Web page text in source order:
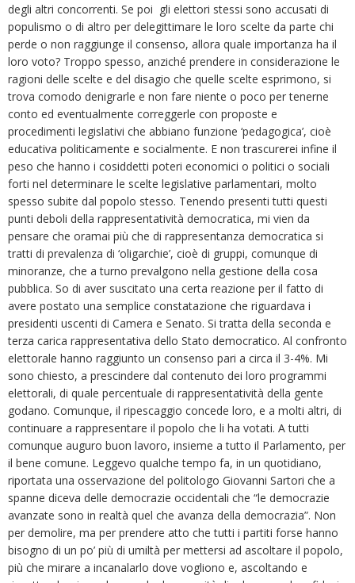
degli altri concorrenti. Se poi gli elettori stessi sono accusati di
populismo o di altro per delegittimare le loro scelte da parte chi
perde o non raggiunge il consenso, allora quale importanza ha il
loro voto? Troppo spesso, anziché prendere in considerazione le
ragioni delle scelte e del disagio che quelle scelte esprimono, si
trova comodo denigrarle e non fare niente o poco per tenerne
conto ed eventualmente correggerle con proposte e
procedimenti legislativi che abbiano funzione ‘pedagogica’, cioè
educativa politicamente e socialmente. E non trascurerei infine il
peso che hanno i cosiddetti poteri economici o politici o sociali
forti nel determinare le scelte legislative parlamentari, molto
spesso subite dal popolo stesso. Tenendo presenti tutti questi
punti deboli della rappresentatività democratica, mi vien da
pensare che oramai più che di rappresentanza democratica si
tratti di prevalenza di ‘oligarchie’, cioè di gruppi, comunque di
minoranze, che a turno prevalgono nella gestione della cosa
pubblica. So di aver suscitato una certa reazione per il fatto di
avere postato una semplice constatazione che riguardava i
presidenti uscenti di Camera e Senato. Si tratta della seconda e
terza carica rappresentativa dello Stato democratico. Al confronto
elettorale hanno raggiunto un consenso pari a circa il 3-4%. Mi
sono chiesto, a prescindere dal contenuto dei loro programmi
elettorali, di quale percentuale di rappresentatività della gente
godano. Comunque, il ripescaggio concede loro, e a molti altri, di
continuare a rappresentare il popolo che li ha votati. A tutti
comunque auguro buon lavoro, insieme a tutto il Parlamento, per
il bene comune. Leggevo qualche tempo fa, in un quotidiano,
riportata una osservazione del politologo Giovanni Sartori che a
spanne diceva delle democrazie occidentali che “le democrazie
avanzate sono in realtà quel che avanza della democrazia”. Non
per demolire, ma per prendere atto che tutti i partiti forse hanno
bisogno di un po’ più di umiltà per mettersi ad ascoltare il popolo,
più che mirare a incanalarlo dove vogliono e, ascoltando e